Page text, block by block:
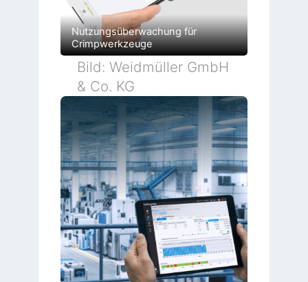
Nutzungsüberwachung für
Crimpwerkzeuge
Bild: Weidmüller GmbH
& Co. KG